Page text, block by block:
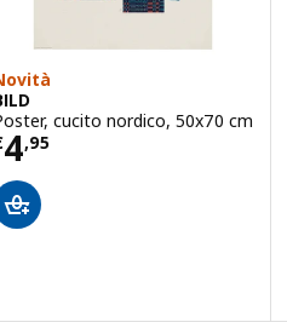
cucito nordico, 50x70 cm
4,95 € 4,95